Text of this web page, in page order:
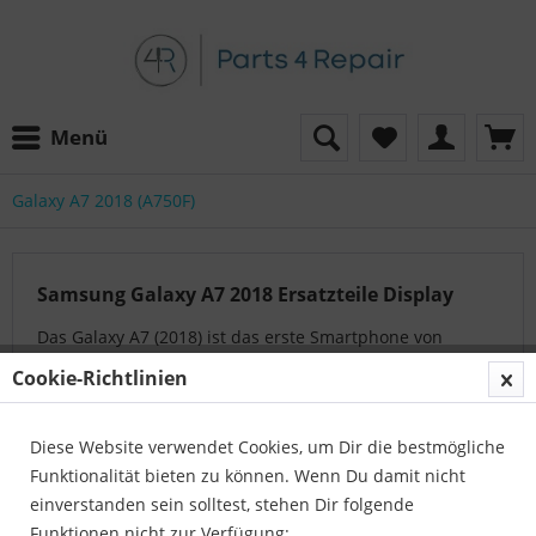
Menü
Galaxy A7 2018 (A750F)
Samsung Galaxy A7 2018 Ersatzteile Display
Das Galaxy A7 (2018) ist das erste Smartphone von
Samsung mit einem Dreifach-Kamera-Setup. Die
und...mehr erfahren »
Auf der Suche nach dem passenden Artikel?
Cookie-Richtlinien
Diese Website verwendet Cookies, um Dir die bestmögliche
Funktionalität bieten zu können. Wenn Du damit nicht
einverstanden sein solltest, stehen Dir folgende